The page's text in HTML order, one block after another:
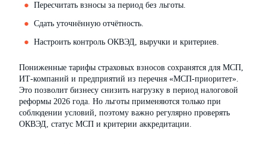
Пересчитать взносы за период без льготы.
Сдать уточнённую отчётность.
Настроить контроль ОКВЭД, выручки и критериев.
Пониженные тарифы страховых взносов сохранятся для МСП,
ИТ-компаний и предприятий из перечня «МСП-приоритет».
Это позволит бизнесу снизить нагрузку в период налоговой
реформы 2026 года. Но льготы применяются только при
соблюдении условий, поэтому важно регулярно проверять
ОКВЭД, статус МСП и критерии аккредитации.